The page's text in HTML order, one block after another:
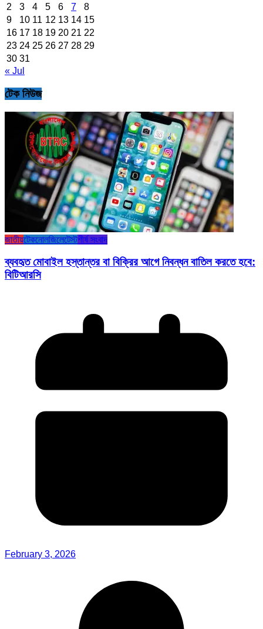
2
3 4 5 6 7
8
9
10 11 12 13 14 15
16 17 18 19 20 21 22
23 24 25 26 27 28 29
30 31
« Jul
টেক নিউজ
জাতীয়টেকনোলজিলেটেস্টশীর্ষ সংবাদ
ব্যবহৃত মোবাইল হস্তান্তর বা বিক্রির আগে নিবন্ধন বাতিল করতে হবে:
বিটিআরসি
February 3, 2026